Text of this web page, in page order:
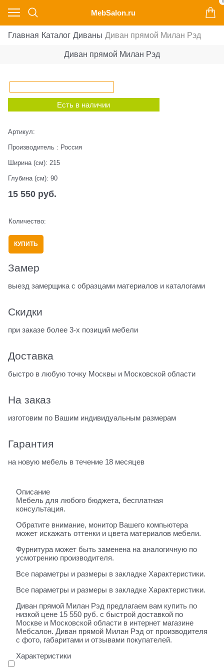
MebSalon.ru
0
Главная Каталог Диваны Диван прямой Милан Рэд
Диван прямой Милан Рэд
Есть в наличии
Артикул:
Производитель : Россия
Ширина (см): 215
Глубина (см): 90
15 550 руб.
Количество:
КУПИТЬ
Замер
выезд замерщика с образцами материалов и каталогами
Скидки
при заказе более 3-х позиций мебели
Доставка
быстро в любую точку Москвы и Московской области
На заказ
изготовим по Вашим индивидуальным размерам
Гарантия
на новую мебель в течение 18 месяцев
Описание
Мебель для любого бюджета, бесплатная
консультация.
Обратите внимание, монитор Вашего компьютера
может искажать оттенки и цвета материалов мебели.
Фурнитура может быть заменена на аналогичную по
усмотрению производителя.
Все параметры и размеры в закладке Характеристики.
Все параметры и размеры в закладке Характеристики.
Диван прямой Милан Рэд предлагаем вам купить по
низкой цене 15 550 руб. с быстрой доставкой по
Москве и Московской области в интернет магазине
Мебсалон. Диван прямой Милан Рэд от производителя
с фото, габаритами и отзывами покупателей.
Характеристики